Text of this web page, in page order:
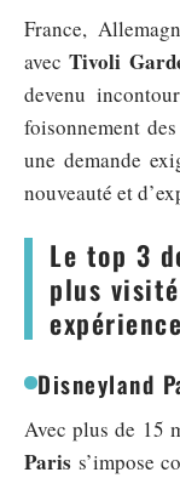
France,
avecTivoli
devenu
foisonnement des
une demande
nouveauté et
Le top 3
plus
Disneyland
Avec plus de 15
Paris s’impose